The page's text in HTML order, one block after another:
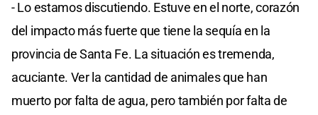
- Lo estamos discutiendo. Estuve en el norte, corazón
del impacto más fuerte que tiene la sequía en la
provincia de Santa Fe. La situación es tremenda,
acuciante. Ver la cantidad de animales que han
muerto por falta de agua, pero también por falta de